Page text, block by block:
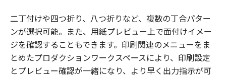
二丁付けや四つ折り、八つ折りなど、複数の丁合パター
ンが選択可能。また、用紙プレビュー上で面付けイメー
ジを確認することもできます。印刷関連のメニューをま
とめたプロダクションワークスペースにより、印刷設定
とプレビュー確認が一緒になり、より早く出力指示が可